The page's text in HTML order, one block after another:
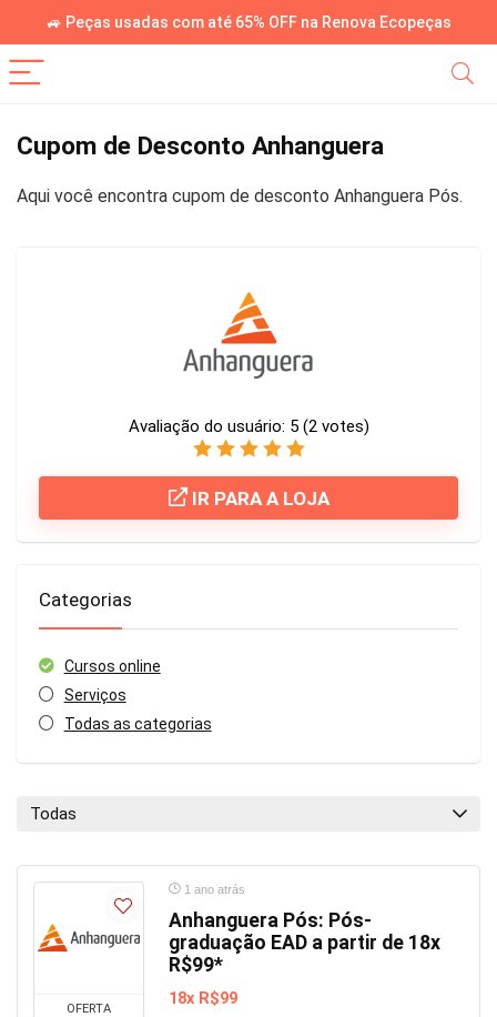
🚙 Peças usadas com até 65% OFF na Renova Ecopeças
Cupom de Desconto Anhanguera
Aqui você encontra cupom de desconto Anhanguera Pós.
Avaliação do usuário: 5 (2votes)
IR PARA A LOJA
Categorias
Cursos online
Serviços
Todas as categorias
Todas
OFERTA
1 ano atrás
Anhanguera Pós: Pós-
graduação EAD a partir de 18x
R$99*
18x R$99